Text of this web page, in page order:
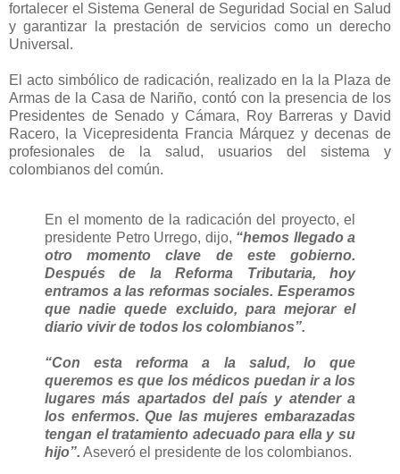
fortalecer el Sistema General de Seguridad Social en Salud
y garantizar la prestación de servicios como un derecho
Universal.
El acto simbólico de radicación, realizado en la la Plaza de
Armas de la Casa de Nariño, contó con la presencia de los
Presidentes de Senado y Cámara, Roy Barreras y David
Racero, la Vicepresidenta Francia Márquez y decenas de
profesionales de la salud, usuarios del sistema y
colombianos del común.
En el momento de la radicación del proyecto, el
presidente Petro Urrego, dijo, “hemos llegado a
otro momento clave de este gobierno.
Después de la Reforma Tributaria, hoy
entramos a las reformas sociales. Esperamos
que nadie quede excluido, para mejorar el
diario vivir de todos los colombianos”.
“Con esta reforma a la salud, lo que
queremos es que los médicos puedan ir a los
lugares más apartados del país y atender a
los enfermos. Que las mujeres embarazadas
tengan el tratamiento adecuado para ella y su
hijo”. Aseveró el presidente de los colombianos.